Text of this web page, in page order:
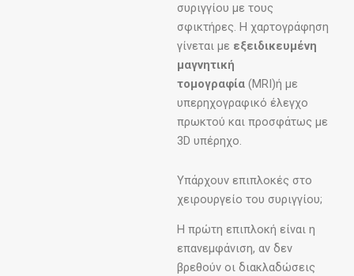
συριγγίου με τους
σφικτήρες. Η χαρτογράφηση
γίνεται με εξειδικευμένη
μαγνητική
τομογραφία (MRI)ή με
υπερηχογραφικό έλεγχο
πρωκτού και προσφάτως με
3D υπέρηχο.
Υπάρχουν επιπλοκές στο
χειρουργείο του συριγγίου;
Η πρώτη επιπλοκή είναι η
επανεμφάνιση, αν δεν
βρεθούν οι διακλαδώσεις